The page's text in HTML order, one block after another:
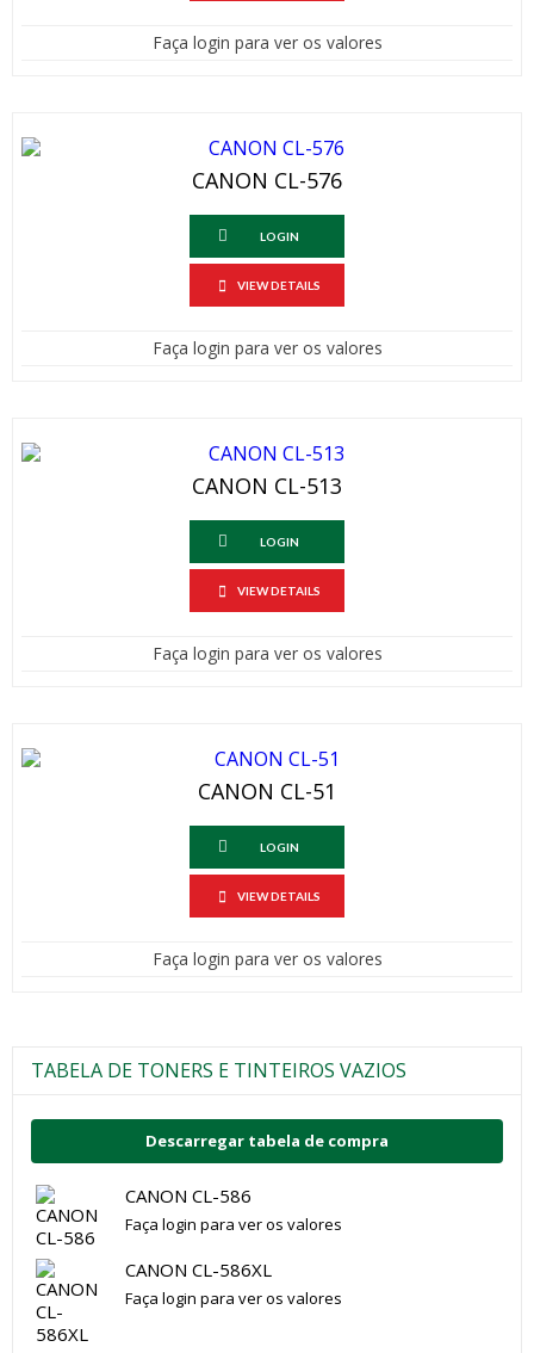
Faça login para ver os valores
CANON CL-576
LOGIN
VIEW DETAILS
Faça login para ver os valores
CANON CL-513
LOGIN
VIEW DETAILS
Faça login para ver os valores
CANON CL-51
LOGIN
VIEW DETAILS
Faça login para ver os valores
TABELA DE TONERS E TINTEIROS VAZIOS
Descarregar tabela de compra
CANON CL-586
Faça login para ver os valores
CANON CL-586XL
Faça login para ver os valores